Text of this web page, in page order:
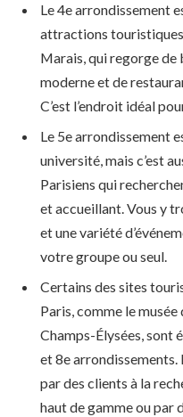
Le 4e arrondissement
attractions
Marais, qui regorge de
moderne et de
C’est l’endroit idéal
Le 5e arrondissement
université, mais c’est
Parisiens qui
et accueillant. Vous y
et une variété
votre groupe ou seul.
Certains des sites
Paris, comme le
Champs-Élysées, sont
et 8e arrondissements.
par des clients à la
haut de gamme ou par